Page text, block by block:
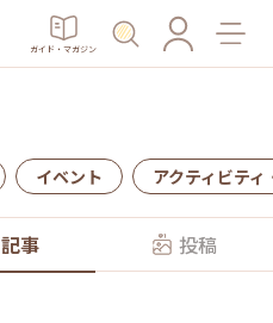
ガイド・マガジン
イベント アクティビティ
記事 投稿